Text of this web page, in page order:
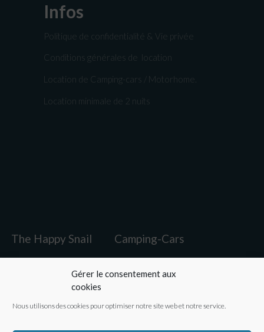
Gérer le consentement aux
cookies
Nous utilisons des cookies pour optimiser notre site web et notre service.
Infos
Politique de confidentialité & Vie privée
Conditions générales de location
Location de Camping-cars / Motorhome.
Location minimale de 2 nuits
The Happy Snail Camping-Cars
Galerie FAQ
Blog